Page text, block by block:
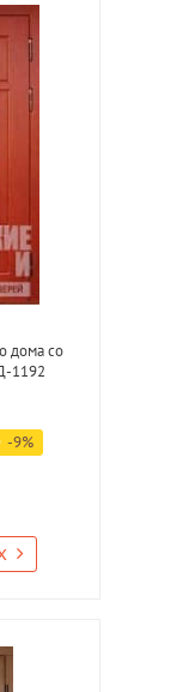
дома со
1192
-9%